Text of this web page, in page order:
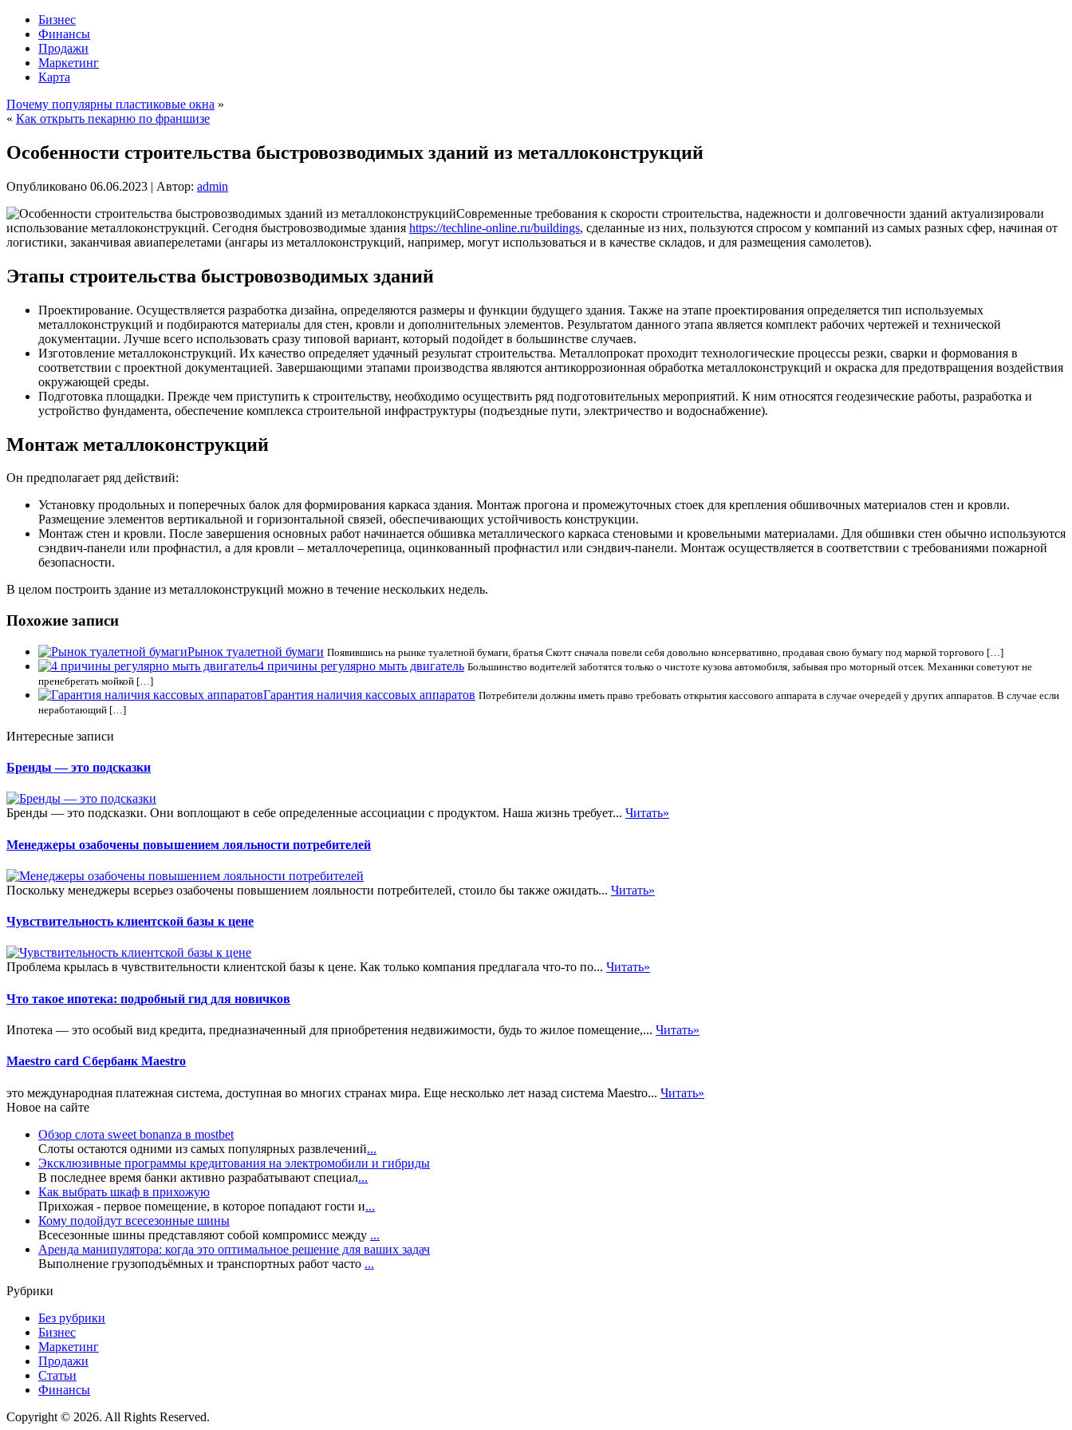
Бизнес
Финансы
Продажи
Маркетинг
Карта
Почему популярны пластиковые окна »
« Как открыть пекарню по франшизе
Особенности строительства быстровозводимых зданий из металлоконструкций
Опубликовано 06.06.2023 | Автор: admin
Современные требования к скорости строительства, надежности и долговечности зданий актуализировали
использование металлоконструкций. Сегодня быстровозводимые здания https://techline-online.ru/buildings, сделанные из них, пользуются спросом у компаний из самых разных сфер, начиная от
логистики, заканчивая авиаперелетами (ангары из металлоконструкций, например, могут использоваться и в качестве складов, и для размещения самолетов).
Этапы строительства быстровозводимых зданий
Проектирование. Осуществляется разработка дизайна, определяются размеры и функции будущего здания. Также на этапе проектирования определяется тип используемых
металлоконструкций и подбираются материалы для стен, кровли и дополнительных элементов. Результатом данного этапа является комплект рабочих чертежей и технической
документации. Лучше всего использовать сразу типовой вариант, который подойдет в большинстве случаев.
Изготовление металлоконструкций. Их качество определяет удачный результат строительства. Металлопрокат проходит технологические процессы резки, сварки и формования в
соответствии с проектной документацией. Завершающими этапами производства являются антикоррозионная обработка металлоконструкций и окраска для предотвращения воздействия
окружающей среды.
Подготовка площадки. Прежде чем приступить к строительству, необходимо осуществить ряд подготовительных мероприятий. К ним относятся геодезические работы, разработка и
устройство фундамента, обеспечение комплекса строительной инфраструктуры (подъездные пути, электричество и водоснабжение).
Монтаж металлоконструкций
Он предполагает ряд действий:
Установку продольных и поперечных балок для формирования каркаса здания. Монтаж прогона и промежуточных стоек для крепления обшивочных материалов стен и кровли.
Размещение элементов вертикальной и горизонтальной связей, обеспечивающих устойчивость конструкции.
Монтаж стен и кровли. После завершения основных работ начинается обшивка металлического каркаса стеновыми и кровельными материалами. Для обшивки стен обычно используются
сэндвич-панели или профнастил, а для кровли – металлочерепица, оцинкованный профнастил или сэндвич-панели. Монтаж осуществляется в соответствии с требованиями пожарной
безопасности.
В целом построить здание из металлоконструкций можно в течение нескольких недель.
Похожие записи
Рынок туалетной бумаги Появившись на рынке туалетной бумаги, братья Скотт сначала повели себя довольно консервативно, продавая свою бумагу под маркой торгового […]
4 причины регулярно мыть двигатель Большинство водителей заботятся только о чистоте кузова автомобиля, забывая про моторный отсек. Механики советуют не
пренебрегать мойкой […]
Гарантия наличия кассовых аппаратов Потребители должны иметь право требовать открытия кассового аппарата в случае очередей у других аппаратов. В случае если
неработающий […]
Интересные записи
Бренды — это подсказки
Бренды — это подсказки. Они воплощают в себе определенные ассоциации с продуктом. Наша жизнь требует... Читать»
Менеджеры озабочены повышением лояльности потребителей
Поскольку менеджеры всерьез озабочены повышением лояльности потребителей, стоило бы также ожидать... Читать»
Чувствительность клиентской базы к цене
Проблема крылась в чувствительности клиентской базы к цене. Как только компания предлагала что-то по... Читать»
Что такое ипотека: подробный гид для новичков
Ипотека — это особый вид кредита, предназначенный для приобретения недвижимости, будь то жилое помещение,... Читать»
Maestro card Сбербанк Maestro
это международная платежная система, доступная во многих странах мира. Еще несколько лет назад система Maestro... Читать»
Новое на сайте
Обзор слота sweet bonanza в mostbet
Слоты остаются одними из самых популярных развлечений...
Эксклюзивные программы кредитования на электромобили и гибриды
В последнее время банки активно разрабатывают специал...
Как выбрать шкаф в прихожую
Прихожая - первое помещение, в которое попадают гости и...
Кому подойдут всесезонные шины
Всесезонные шины представляют собой компромисс между ...
Аренда манипулятора: когда это оптимальное решение для ваших задач
Выполнение грузоподъёмных и транспортных работ часто ...
Рубрики
Без рубрики
Бизнес
Маркетинг
Продажи
Статьи
Финансы
Copyright © 2026. All Rights Reserved.